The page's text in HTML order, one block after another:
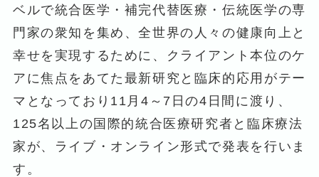
ベルで統合医学・補完代替医療・伝統医学の専
門家の衆知を集め、全世界の人々の健康向上と
幸せを実現するために、クライアント本位のケ
アに焦点をあてた最新研究と臨床的応用がテー
マとなっており11月4～7日の4日間に渡り、
125名以上の国際的統合医療研究者と臨床療法
家が、ライブ・オンライン形式で発表を行いま
す。